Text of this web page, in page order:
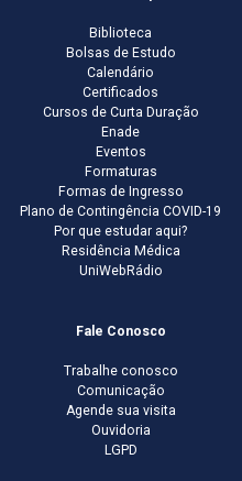
Biblioteca
Bolsas de Estudo
Calendário
Certificados
Cursos de Curta Duração
Enade
Eventos
Formaturas
Formas de Ingresso
Plano de Contingência COVID-19
Por que estudar aqui?
Residência Médica
UniWebRádio
Fale Conosco
Trabalhe conosco
Comunicação
Agende sua visita
Ouvidoria
LGPD